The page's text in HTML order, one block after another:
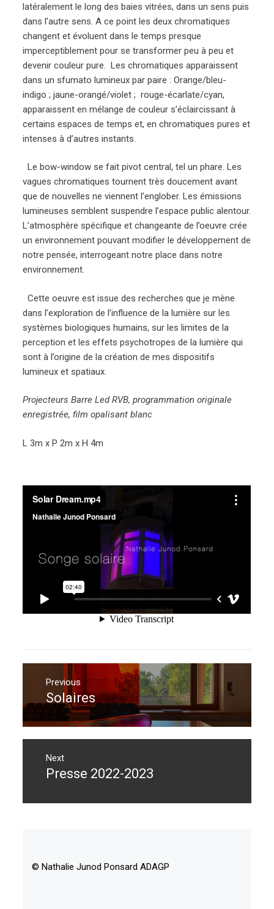
latéralement le long des baies vitrées, dans un sens puis
dans l’autre sens. A ce point les deux chromatiques
changent et évoluent dans le temps presque
imperceptiblement pour se transformer peu à peu et
devenir couleur pure. Les chromatiques apparaissent
dans un sfumato lumineux par paire : Orange/bleu-
indigo ; jaune-orangé/violet ; rouge-écarlate/cyan,
apparaissent en mélange de couleur s’éclaircissant à
certains espaces de temps et, en chromatiques pures et
intenses à d’autres instants.
Le bow-window se fait pivot central, tel un phare. Les
vagues chromatiques tournent très doucement avant
que de nouvelles ne viennent l’englober. Les émissions
lumineuses semblent suspendre l’espace public alentour.
L’atmosphère spécifique et changeante de l’oeuvre crée
un environnement pouvant modifier le développement de
notre pensée, interrogeant notre place dans notre
environnement.
Cette oeuvre est issue des recherches que je mène
dans l’exploration de l’influence de la lumière sur les
systèmes biologiques humains, sur les limites de la
perception et les effets psychotropes de la lumière qui
sont à l’origine de la création de mes dispositifs
lumineux et spatiaux.
Projecteurs Barre Led RVB, programmation originale
enregistrée, film opalisant blanc
L 3m x P 2m x H 4m
Navigation
l’article
Previous
Previous
post:
Solaires
Next
Next
Presse 2022-2023
© Nathalie Junod Ponsard ADAGP